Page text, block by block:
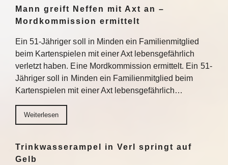
Mann greift Neffen mit Axt an –
Mordkommission ermittelt
Ein 51-Jähriger soll in Minden ein Familienmitglied
beim Kartenspielen mit einer Axt lebensgefährlich
verletzt haben. Eine Mordkommission ermittelt. Ein 51-
Jähriger soll in Minden ein Familienmitglied beim
Kartenspielen mit einer Axt lebensgefährlich…
Weiterlesen
Trinkwasserampel in Verl springt auf
Gelb